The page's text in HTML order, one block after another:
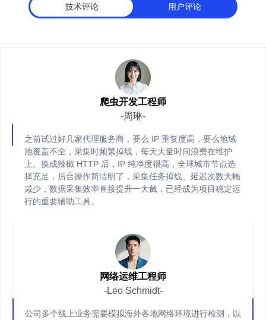
适配电子商务、品牌保护、市场调研等全部业务场景，动态 / 静
技术评论 用户评论
爬虫开发工程师
-周琳-
之前试过好几家代理服务商，要么 IP 重复度高，要么地域
池覆盖不全，采集时频繁掉线，每天大量时间浪费在维护
上。换成辣椒 HTTP 后，IP 纯净度很高，全球城市节点选
择充足，后台操作简洁明了，采集任务掉线、延迟次数大幅
减少，数据采集效率直接提升一大截，已经成为项目稳定运
行的重要辅助工具。
网络运维工程师
-Leo Schmidt-
公司多个线上业务需要模拟海外各地网络环境进行检测，以